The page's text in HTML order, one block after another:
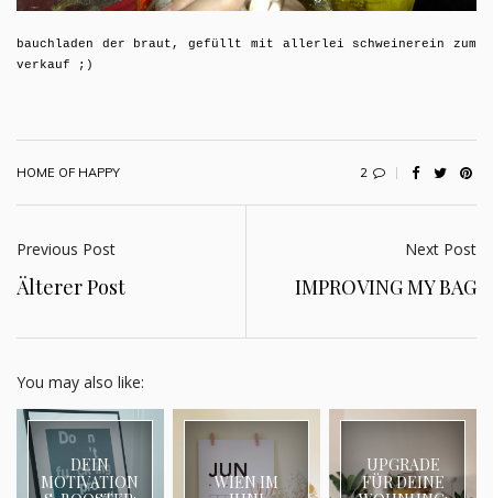
bauchladen der braut, gefüllt mit allerlei schweinerein zum
verkauf ;)
HOME OF HAPPY 2
Previous Post
Älterer Post
Next Post
IMPROVING MY BAG
You may also like:
DEIN
MOTIVATION
WIEN IM
UPGRADE
FÜR DEINE